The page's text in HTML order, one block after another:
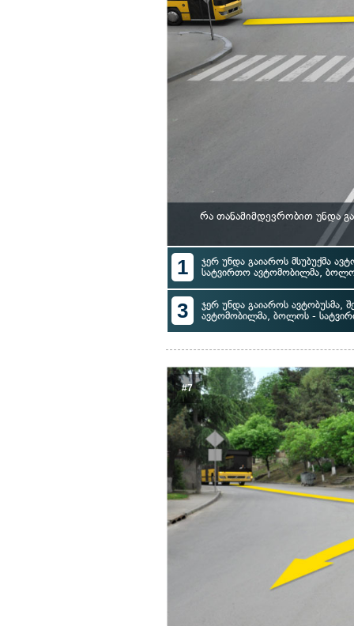
რა თანამიმდევრობით უნდა
1
ჯერ უნდა გაიაროს მსუბუქმა
სატვირთო ავტომობილმა,
3
ჯერ უნდა გაიაროს ავტობუსმა,
ავტომობილმა, ბოლოს -
#7